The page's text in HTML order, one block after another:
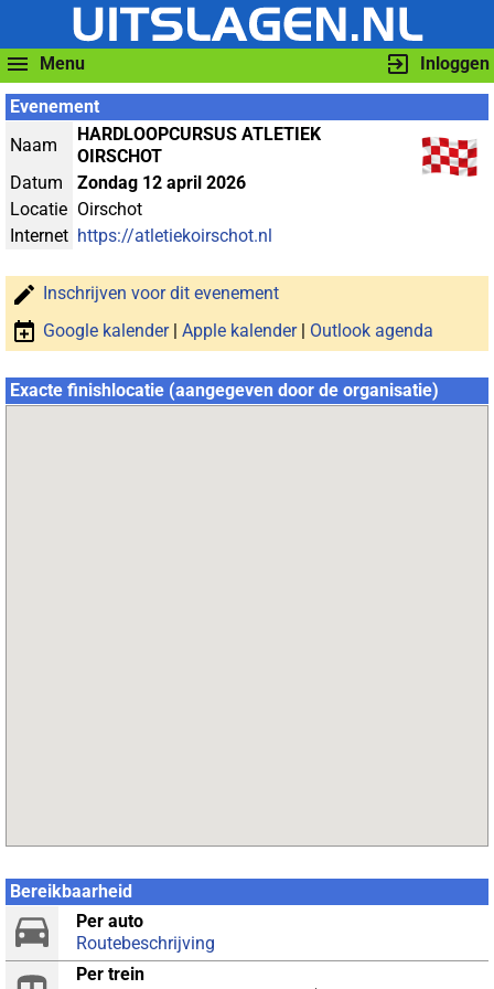
Menu Inloggen
Evenement
Naam
HARDLOOPCURSUS ATLETIEK
OIRSCHOT
Datum
Zondag 12 april 2026
Locatie Oirschot
Internet https://atletiekoirschot.nl
Inschrijven voor dit evenement
Google kalender| Apple kalender| Outlook agenda
Exacte finishlocatie (aangegeven door de organisatie)
Bereikbaarheid
Per auto
Routebeschrijving
Per trein